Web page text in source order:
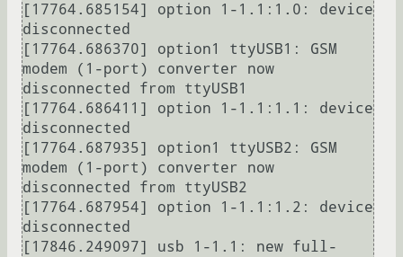
[17764.685154] option 1-1.1:1.0: device
disconnected
[17764.686370] option1 ttyUSB1: GSM
modem (1-port) converter now
disconnected from ttyUSB1
[17764.686411] option 1-1.1:1.1: device
disconnected
[17764.687935] option1 ttyUSB2: GSM
modem (1-port) converter now
disconnected from ttyUSB2
[17764.687954] option 1-1.1:1.2: device
disconnected
[17846.249097] usb 1-1.1: new full-